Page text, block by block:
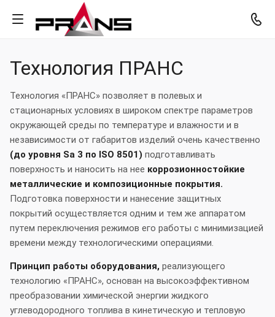
Технология ПРАНС
Технология «ПРАНС» позволяет в полевых и
стационарных условиях в широком спектре параметров
окружающей среды по температуре и влажности и в
независимости от габаритов изделий очень качественно
(до уровня Sa 3 по ISO 8501) подготавливать
поверхность и наносить на нее коррозионностойкие
металлические и композиционные покрытия.
Подготовка поверхности и нанесение защитных
покрытий осуществляется одним и тем же аппаратом
путем переключения режимов его работы с минимизацией
времени между технологическими операциями.
Принцип работы оборудования, реализующего
технологию «ПРАНС», основан на высокоэффективном
преобразовании химической энергии жидкого
углеводородного топлива в кинетическую и тепловую